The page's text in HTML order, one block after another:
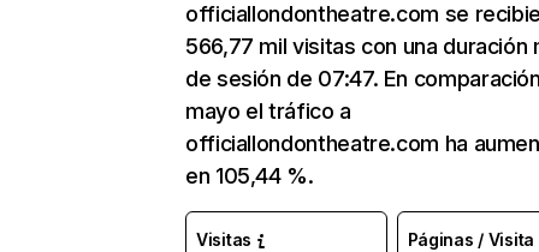
officiallondontheatre.com se
566,77 mil visitas con una duración
de sesión de 07:47. En
mayo el tráfico a
officiallondontheatre.com ha
en 105,44 %.
Visitas Páginas / Visita